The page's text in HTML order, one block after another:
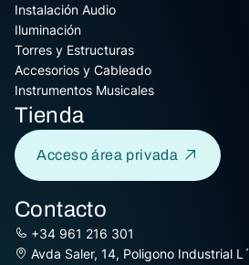
Instalación Audio
Iluminación
Torres y Estructuras
Accesorios y Cableado
Instrumentos Musicales
Tienda
Acceso área privada
Contacto
+34 961 216 301
Avda Saler, 14, Poligono Industrial